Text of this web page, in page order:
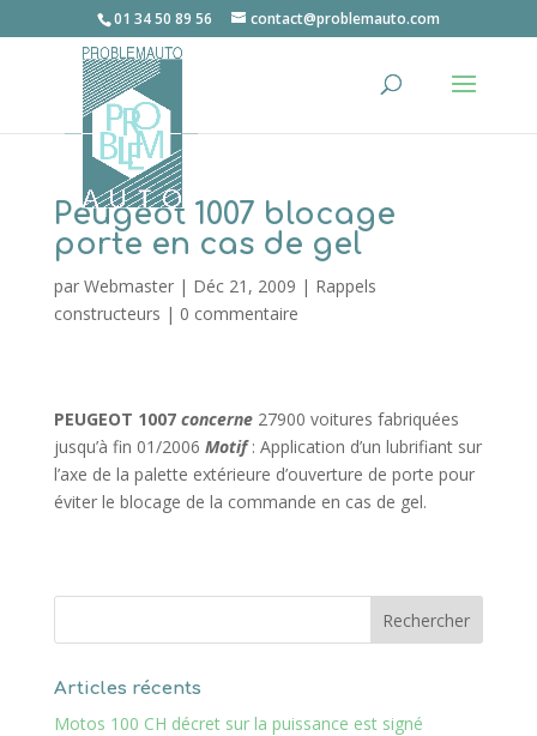
01 34 50 89 56 contact@problemauto.com
Peugeot 1007 blocage
porte en cas de gel
par Webmaster| Déc 21, 2009 | Rappels
constructeurs | 0 commentaire
PEUGEOT 1007 concerne 27900 voitures fabriquées
jusqu’à fin 01/2006 Motif : Application d’un lubrifiant sur
l’axe de la palette extérieure d’ouverture de porte pour
éviter le blocage de la commande en cas de gel.
Articles récents
Motos 100 CH décret sur la puissance est signé